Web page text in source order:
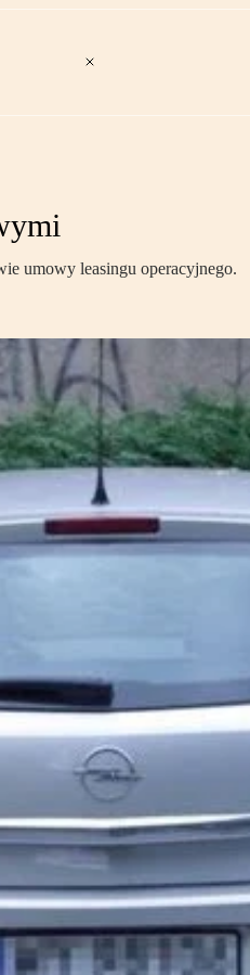
umowy leasingu operacyjnego.